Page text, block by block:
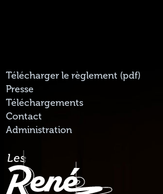
Télécharger le règlement (pdf)
Presse
Téléchargements
Contact
Administration